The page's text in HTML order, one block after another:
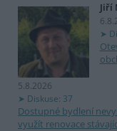
Jiří
5.8.2026
Diskuse: 37
Dostupné bydlení
využít renovace